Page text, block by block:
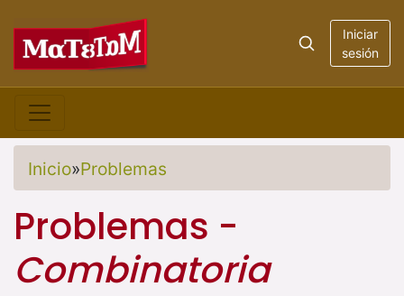
Iniciar
sesión
Inicio»Problemas
Problemas -
Combinatoria